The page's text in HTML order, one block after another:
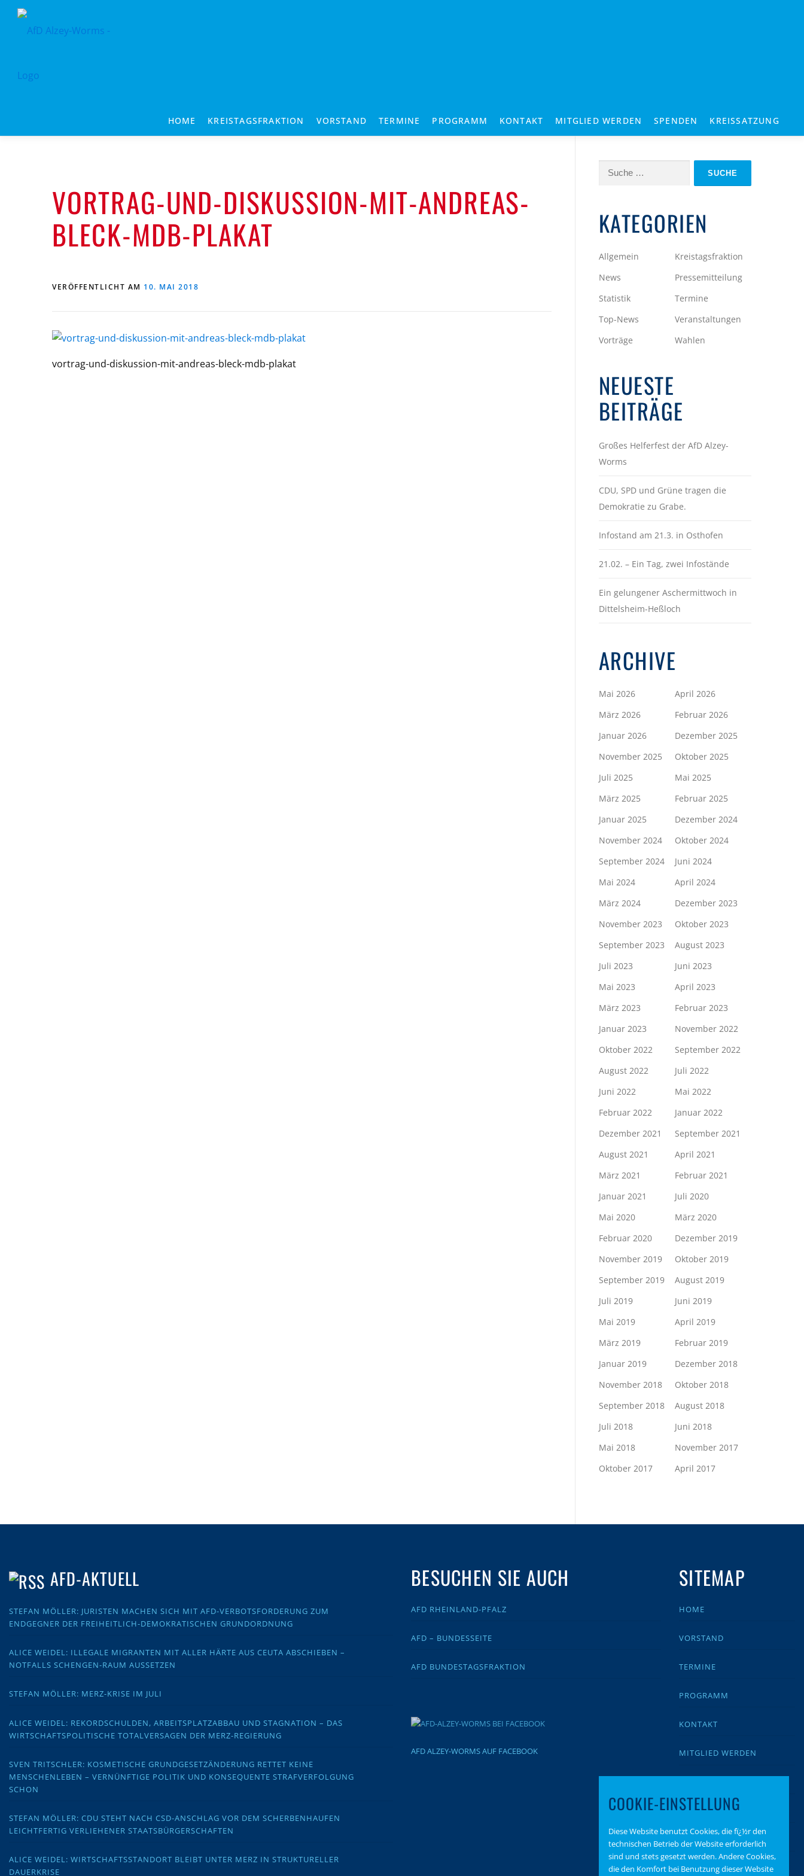
Zum
HOME KREISTAGSFRAKTION VORSTAND TERMINE PROGRAMM KONTAKT MITGLIED WERDEN SPENDEN KREISSATZUNG
VORTRAG-UND-DISKUSSION-MIT-ANDREAS-
BLECK-MDB-PLAKAT
VERÖFFENTLICHT AM 10. MAI 2018
vortrag-und-diskussion-mit-andreas-bleck-mdb-plakat
Suche
KATEGORIEN
Allgemein
Kreistagsfraktion
News
Pressemitteilung
Statistik
Termine
Top-News
Veranstaltungen
Vorträge
Wahlen
NEUESTE
BEITRÄGE
Großes Helferfest der AfD Alzey-
Worms
CDU, SPD und Grüne tragen die
Demokratie zu Grabe.
Infostand am 21.3. in Osthofen
21.02. – Ein Tag, zwei Infostände
Ein gelungener Aschermittwoch in
Dittelsheim-Heßloch
ARCHIVE
Mai 2026
April 2026
März 2026
Februar 2026
Januar 2026
Dezember 2025
November 2025
Oktober 2025
Juli 2025
Mai 2025
März 2025
Februar 2025
Januar 2025
Dezember 2024
November 2024
Oktober 2024
September 2024
Juni 2024
Mai 2024
April 2024
März 2024
Dezember 2023
November 2023
Oktober 2023
September 2023
August 2023
Juli 2023
Juni 2023
Mai 2023
April 2023
März 2023
Februar 2023
Januar 2023
November 2022
Oktober 2022
September 2022
August 2022
Juli 2022
Juni 2022
Mai 2022
Februar 2022
Januar 2022
Dezember 2021
September 2021
August 2021
April 2021
März 2021
Februar 2021
Januar 2021
Juli 2020
Mai 2020
März 2020
Februar 2020
Dezember 2019
November 2019
Oktober 2019
September 2019
August 2019
Juli 2019
Juni 2019
Mai 2019
April 2019
März 2019
Februar 2019
Januar 2019
Dezember 2018
November 2018
Oktober 2018
September 2018
August 2018
Juli 2018
Juni 2018
Mai 2018
November 2017
Oktober 2017
April 2017
AFD-AKTUELL
STEFAN MÖLLER: JURISTEN MACHEN SICH MIT AFD-VERBOTSFORDERUNG ZUM
ENDGEGNER DER FREIHEITLICH-DEMOKRATISCHEN GRUNDORDNUNG
ALICE WEIDEL: ILLEGALE MIGRANTEN MIT ALLER HÄRTE AUS CEUTA ABSCHIEBEN –
NOTFALLS SCHENGEN-RAUM AUSSETZEN
STEFAN MÖLLER: MERZ-KRISE IM JULI
ALICE WEIDEL: REKORDSCHULDEN, ARBEITSPLATZABBAU UND STAGNATION – DAS
WIRTSCHAFTSPOLITISCHE TOTALVERSAGEN DER MERZ-REGIERUNG
SVEN TRITSCHLER: KOSMETISCHE GRUNDGESETZÄNDERUNG RETTET KEINE
MENSCHENLEBEN – VERNÜNFTIGE POLITIK UND KONSEQUENTE STRAFVERFOLGUNG
SCHON
STEFAN MÖLLER: CDU STEHT NACH CSD-ANSCHLAG VOR DEM SCHERBENHAUFEN
LEICHTFERTIG VERLIEHENER STAATSBÜRGERSCHAFTEN
ALICE WEIDEL: WIRTSCHAFTSSTANDORT BLEIBT UNTER MERZ IN STRUKTURELLER
DAUERKRISE
BESUCHEN SIE AUCH
AFD RHEINLAND-PFALZ
AFD – BUNDESSEITE
AFD BUNDESTAGSFRAKTION
AFD ALZEY-WORMS AUF FACEBOOK
SITEMAP
HOME
VORSTAND
TERMINE
PROGRAMM
KONTAKT
MITGLIED WERDEN
DATENSCHUTZ
BEITRAGSARCHIV
SPENDEN
COOKIE-EINSTELLUNG
Diese Website benutzt Cookies, die fï¿½r den
technischen Betrieb der Website erforderlich
sind und stets gesetzt werden. Andere Cookies,
die den Komfort bei Benutzung dieser Website